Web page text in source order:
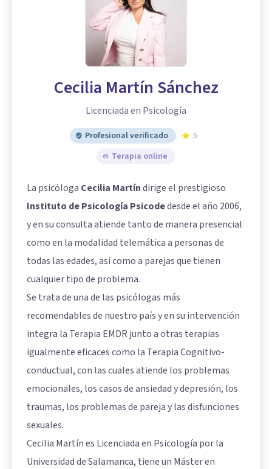
Cecilia Martín Sánchez
Licenciada en Psicología
Profesional verificado
5
Terapia online
La psicóloga Cecilia Martíndirige el prestigioso
Instituto de Psicología Psicodedesde el año 2006,
y en su consulta atiende tanto de manera presencial
como en la modalidad telemática a personas de
todas las edades, así como a parejas que tienen
cualquier tipo de problema.
Se trata de una de las psicólogas más
recomendables de nuestro país y en su intervención
integra la Terapia EMDR junto a otras terapias
igualmente eficaces como la Terapia Cognitivo-
conductual, con las cuales atiende los problemas
emocionales, los casos de ansiedad y depresión, los
traumas, los problemas de pareja y las disfunciones
sexuales.
Cecilia Martín es Licenciada en Psicología por la
Universidad de Salamanca, tiene un Máster en